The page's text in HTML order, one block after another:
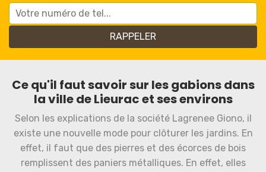
Ce qu'il faut savoir sur les gabions dans
la ville de Lieurac et ses environs
Selon les explications de la société Lagrenee Giono, il
existe une nouvelle mode pour clôturer les jardins. En
effet, il faut que des pierres et des écorces de bois
remplissent des paniers métalliques. En effet, elles